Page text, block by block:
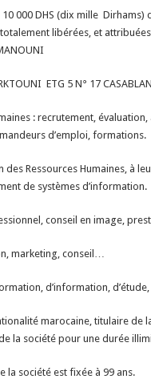
000 DHS (dix mille Dirhams)
libérées, et
ETG 5 N° 17
: recrutement,
d’emploi, formations.
Ressources Humaines, à
de systèmes d’information.
conseil en image,
marketing, conseil…
d’information,
marocaine, titulaire de
la société pour une durée
la société est fixée à 99 ans.